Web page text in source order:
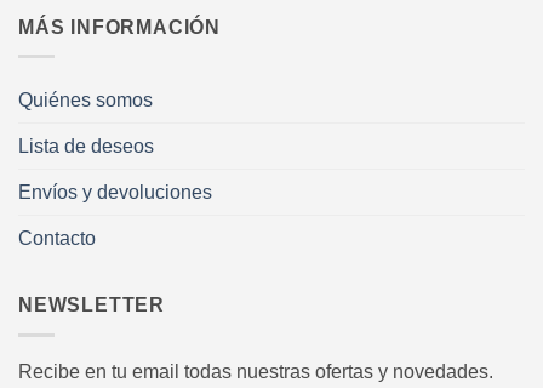
MÁS INFORMACIÓN
Quiénes somos
Lista de deseos
Envíos y devoluciones
Contacto
NEWSLETTER
Recibe en tu email todas nuestras ofertas y novedades.